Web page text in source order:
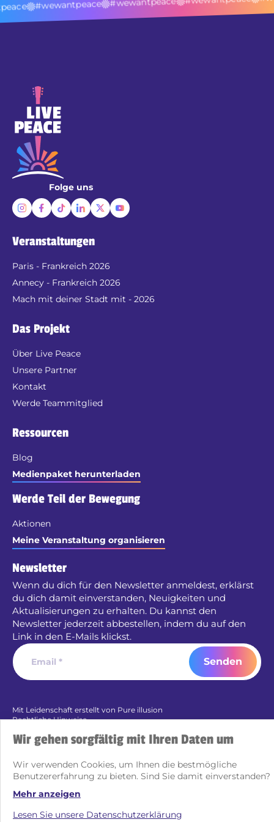
#wewantpeace
Folge uns
Veranstaltungen
Paris - Frankreich 2026
Annecy - Frankreich 2026
Mach mit deiner Stadt mit - 2026
Das Projekt
Über Live Peace
Unsere Partner
Kontakt
Werde Teammitglied
Ressourcen
Blog
Medienpaket herunterladen
Werde Teil der Bewegung
Aktionen
Meine Veranstaltung organisieren
Newsletter
Wenn du dich für den Newsletter anmeldest, erklärst
du dich damit einverstanden, Neuigkeiten und
Aktualisierungen zu erhalten. Du kannst den
Newsletter jederzeit abbestellen, indem du auf den
Link in den E-Mails klickst.
Senden
Mit Leidenschaft erstellt von Pure illusion
Rechtliche Hinweise
Cookies
Wir gehen sorgfältig mit Ihren Daten um
Wir verwenden Cookies, um Ihnen die bestmögliche
Benutzererfahrung zu bieten. Sind Sie damit einverstanden?
Mehr anzeigen
Lesen Sie unsere Datenschutzerklärung